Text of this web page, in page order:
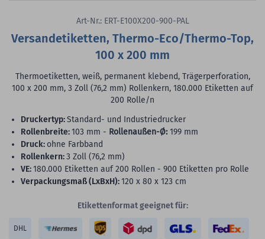
Art-Nr.: ERT-E100X200-900-PAL
Versandetiketten, Thermo-Eco/Thermo-Top,
100 x 200 mm
Thermoetiketten, weiß, permanent klebend, Trägerperforation,
100 x 200 mm, 3 Zoll (76,2 mm) Rollenkern, 180.000 Etiketten auf
200 Rolle/n
Druckertyp:Standard- und Industriedrucker
Rollenbreite:103 mm - Rollenaußen-Ø: 199 mm
Druck: ohne Farbband
Rollenkern:3 Zoll (76,2 mm)
VE:180.000 Etiketten auf 200 Rollen - 900 Etiketten pro Rolle
Verpackungsmaß (LxBxH):120 x 80 x 123 cm
Etikettenformat geeignet für:
DHL